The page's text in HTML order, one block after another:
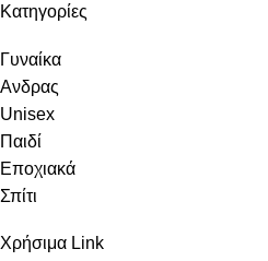
Κατηγορίες
Γυναίκα
Ανδρας
Unisex
Παιδί
Εποχιακά
Σπίτι
Χρήσιμα Link